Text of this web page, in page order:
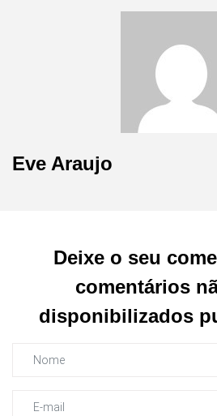
Eve Araujo
Deixe o seu
comentários
disponibilizados